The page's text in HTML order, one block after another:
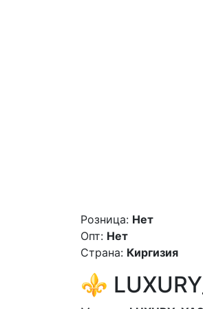
Розница: Нет
Опт: Нет
Страна: Киргизия
⚜️